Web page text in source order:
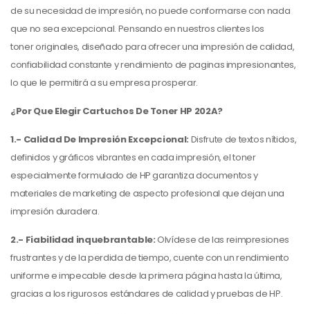
de su necesidad de impresión, no puede conformarse con nada
que no sea excepcional. Pensando en nuestros clientes los
toneroriginales, diseñado para ofrecer una impresión de calidad,
confiabilidad constante y rendimiento de paginas impresionantes,
lo que le permitirá a su empresa prosperar.
¿Por Que Elegir Cartuchos De Toner HP 202A?
1.- Calidad De Impresión Excepcional: Disfrute de textos nítidos,
definidos y gráficos vibrantes en cada impresión, el toner
especialmente formulado de HP garantiza documentos y
materiales de marketing de aspecto profesional que dejan una
impresión duradera.
2.- Fiabilidad inquebrantable:Olvídese de las reimpresiones
frustrantes y de la perdida de tiempo, cuente con un rendimiento
uniforme e impecable desde la primera página hasta la última,
gracias a los rigurosos estándares de calidad y pruebas de HP.